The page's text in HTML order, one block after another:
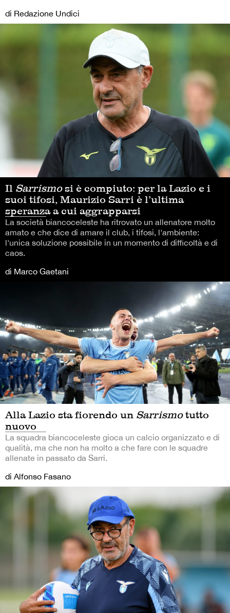
di Redazione Undici
Il Sarrismosi è compiuto: per la Lazio e i
suoi tifosi, Maurizio Sarri è l’ultima
speranza a cui aggrapparsi
La società biancoceleste ha ritrovato un allenatore molto
amato e che dice di amare il club, i tifosi, l'ambiente:
l'unica soluzione possibile in un momento di difficoltà e di
caos.
di Marco Gaetani
Alla Lazio sta fiorendo un Sarrismotutto
nuovo
La squadra biancoceleste gioca un calcio organizzato e di
qualità, ma che non ha molto a che fare con le squadre
allenate in passato da Sarri.
di Alfonso Fasano